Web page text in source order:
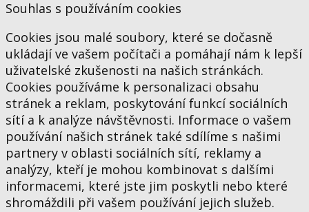
Souhlas s používáním cookies
Cookies jsou malé soubory, které se dočasně
ukládají ve vašem počítači a pomáhají nám k lepší
uživatelské zkušenosti na našich stránkách.
Cookies používáme k personalizaci obsahu
stránek a reklam, poskytování funkcí sociálních
sítí a k analýze návštěvnosti. Informace o vašem
používání našich stránek také sdílíme s našimi
partnery v oblasti sociálních sítí, reklamy a
analýzy, kteří je mohou kombinovat s dalšími
informacemi, které jste jim poskytli nebo které
shromáždili při vašem používání jejich služeb.